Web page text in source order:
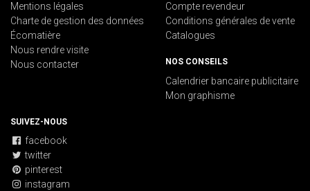
Mentions légales
Charte de gestion des données
Écomatière
Nous rendre visite
Nous contacter
Compte revendeur
Conditions générales de vente
Catalogues
NOS CONSEILS
Calendrier bancaire publicitaire
Mon graphisme
SUIVEZ-NOUS
facebook
twitter
pinterest
instagram